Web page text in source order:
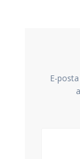
E-